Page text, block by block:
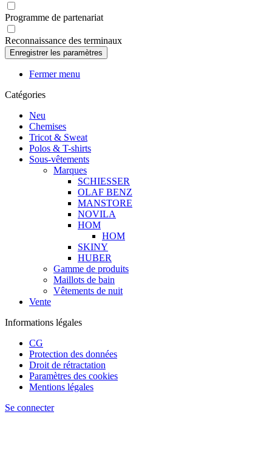
Programme de partenariat
Reconnaissance des terminaux
Fermer menu
Catégories
Neu
Chemises
Tricot & Sweat
Polos & T-shirts
Sous-vêtements
Marques
SCHIESSER
OLAF BENZ
MANSTORE
NOVILA
HOM
HOM
SKINY
HUBER
Gamme de produits
Maillots de bain
Vêtements de nuit
Vente
Informations légales
CG
Protection des données
Droit de rétractation
Paramètres des cookies
Mentions légales
Se connecter